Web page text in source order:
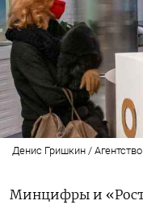
Денис Гришкин /
Минцифры и